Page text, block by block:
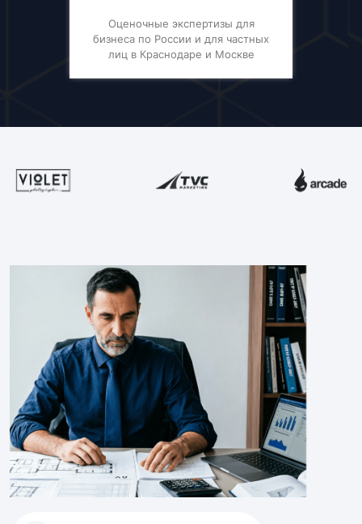
Оценочные экспертизы для
бизнеса по России и для частных
лиц в Краснодаре и Москве